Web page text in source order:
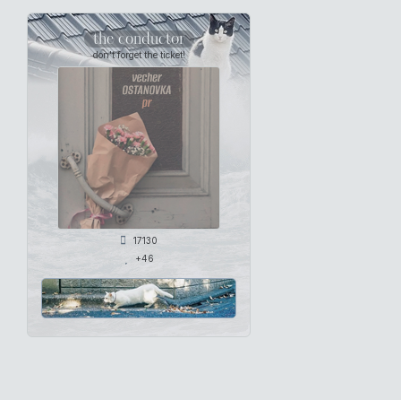
the conductor
don't forget the ticket!
17130
+46